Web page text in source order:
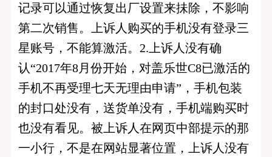
记录可以通过恢复出厂设置来抺除，不影响
第二次销售。上诉人购买的手机没有登录三
星账号，不能算激活。2.上诉人没有确
认“2017年8月份开始，对盖乐世C8已激活的
手机不再受理七天无理由申请”，手机包装
的封口处没有，送货单没有，手机端购买时
也没有看见。被上诉人在网页中部提示的那
一小行，不是在网站显著位置，上诉人没有